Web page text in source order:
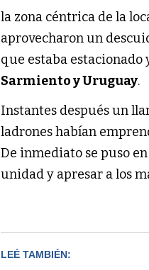
la zona céntrica de la
aprovecharon un
que estaba estacionado
Sarmiento y Uruguay.
Instantes después un
ladrones habían
De inmediato se puso
unidad y apresar a los
LEÉ TAMBIÉN: